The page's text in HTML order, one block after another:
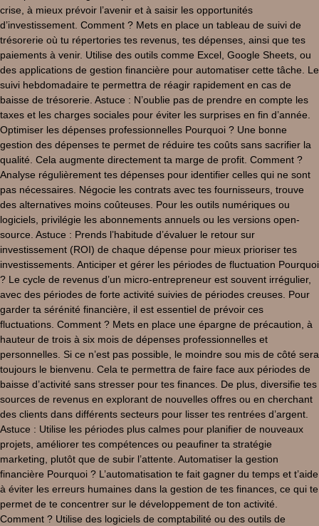
crise, à mieux prévoir l’avenir et à saisir les opportunités
d’investissement. Comment ? Mets en place un tableau de suivi de
trésorerie où tu répertories tes revenus, tes dépenses, ainsi que tes
paiements à venir. Utilise des outils comme Excel, Google Sheets, ou
des applications de gestion financière pour automatiser cette tâche. Le
suivi hebdomadaire te permettra de réagir rapidement en cas de
baisse de trésorerie. Astuce : N’oublie pas de prendre en compte les
taxes et les charges sociales pour éviter les surprises en fin d’année.
Optimiser les dépenses professionnelles Pourquoi ? Une bonne
gestion des dépenses te permet de réduire tes coûts sans sacrifier la
qualité. Cela augmente directement ta marge de profit. Comment ?
Analyse régulièrement tes dépenses pour identifier celles qui ne sont
pas nécessaires. Négocie les contrats avec tes fournisseurs, trouve
des alternatives moins coûteuses. Pour les outils numériques ou
logiciels, privilégie les abonnements annuels ou les versions open-
source. Astuce : Prends l’habitude d’évaluer le retour sur
investissement (ROI) de chaque dépense pour mieux prioriser tes
investissements. Anticiper et gérer les périodes de fluctuation Pourquoi
? Le cycle de revenus d’un micro-entrepreneur est souvent irrégulier,
avec des périodes de forte activité suivies de périodes creuses. Pour
garder ta sérénité financière, il est essentiel de prévoir ces
fluctuations. Comment ? Mets en place une épargne de précaution, à
hauteur de trois à six mois de dépenses professionnelles et
personnelles. Si ce n’est pas possible, le moindre sou mis de côté sera
toujours le bienvenu. Cela te permettra de faire face aux périodes de
baisse d’activité sans stresser pour tes finances. De plus, diversifie tes
sources de revenus en explorant de nouvelles offres ou en cherchant
des clients dans différents secteurs pour lisser tes rentrées d’argent.
Astuce : Utilise les périodes plus calmes pour planifier de nouveaux
projets, améliorer tes compétences ou peaufiner ta stratégie
marketing, plutôt que de subir l’attente. Automatiser la gestion
financière Pourquoi ? L’automatisation te fait gagner du temps et t’aide
à éviter les erreurs humaines dans la gestion de tes finances, ce qui te
permet de te concentrer sur le développement de ton activité.
Comment ? Utilise des logiciels de comptabilité ou des outils de